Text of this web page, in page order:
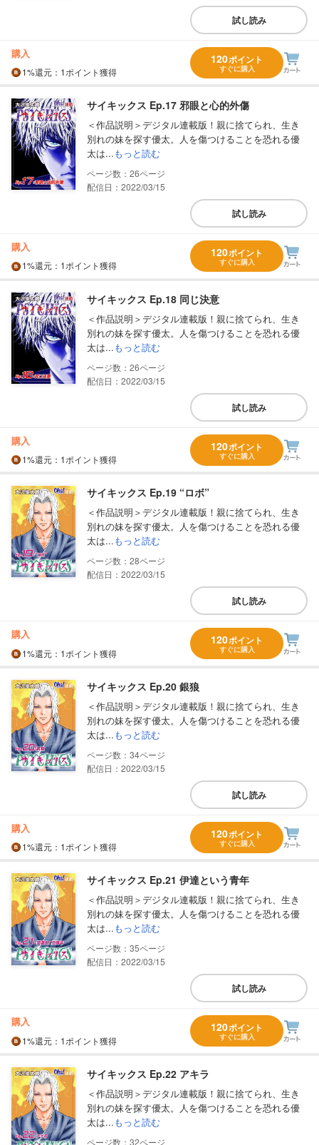
試し読み
購入
1%還元 ：1ポイント獲得
120ポイント
すぐに購入
サイキックス Ep.17 邪眼と心的外傷
＜作品説明＞デジタル連載版！親に捨てられ、生き
別れの妹を探す優太。人を傷つけることを恐れる優
太は...もっと読む
26
配信日：2022/03/15
試し読み
購入
1%還元 ：1ポイント獲得
120ポイント
すぐに購入
サイキックス Ep.18 同じ決意
＜作品説明＞デジタル連載版！親に捨てられ、生き
別れの妹を探す優太。人を傷つけることを恐れる優
太は...もっと読む
26
配信日：2022/03/15
試し読み
購入
1%還元 ：1ポイント獲得
120ポイント
すぐに購入
サイキックス Ep.19 “ロボ”
＜作品説明＞デジタル連載版！親に捨てられ、生き
別れの妹を探す優太。人を傷つけることを恐れる優
太は...もっと読む
28
配信日：2022/03/15
試し読み
購入
1%還元 ：1ポイント獲得
120ポイント
すぐに購入
サイキックス Ep.20 銀狼
＜作品説明＞デジタル連載版！親に捨てられ、生き
別れの妹を探す優太。人を傷つけることを恐れる優
太は...もっと読む
34
配信日：2022/03/15
試し読み
購入
1%還元 ：1ポイント獲得
120ポイント
すぐに購入
サイキックス Ep.21 伊達という青年
＜作品説明＞デジタル連載版！親に捨てられ、生き
別れの妹を探す優太。人を傷つけることを恐れる優
太は...もっと読む
35
配信日：2022/03/15
試し読み
購入
1%還元 ：1ポイント獲得
120ポイント
すぐに購入
サイキックス Ep.22 アキラ
＜作品説明＞デジタル連載版！親に捨てられ、生き
別れの妹を探す優太。人を傷つけることを恐れる優
太は...もっと読む
32